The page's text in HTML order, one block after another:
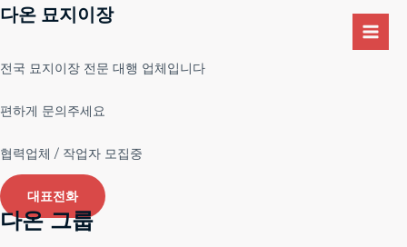
콘
로
뛰
Main
다온 묘지이장
전국 묘지이장 전문 대행 업체입니다
편하게 문의주세요
협력업체 / 작업자 모집중
대표전화
다온 그룹